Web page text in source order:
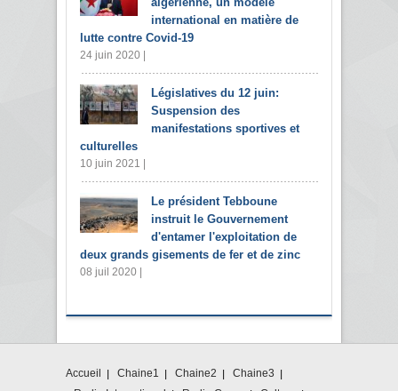
international en matière de
lutte contre Covid-19
24 juin 2020 |
Législatives du 12 juin:
Suspension des
manifestations sportives et
culturelles
10 juin 2021 |
Le président Tebboune
instruit le Gouvernement
d'entamer l'exploitation de
deux grands gisements de fer et de zinc
08 juil 2020 |
Accueil Chaine1 Chaine2
Chaine3